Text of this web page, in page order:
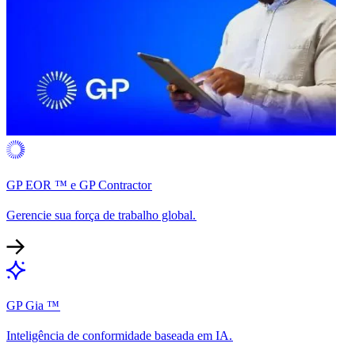
GP EOR ™ e GP Contractor​​
Gerencie sua força de trabalho global.​​
GP Gia ™​​
Inteligência de conformidade baseada em IA.​​